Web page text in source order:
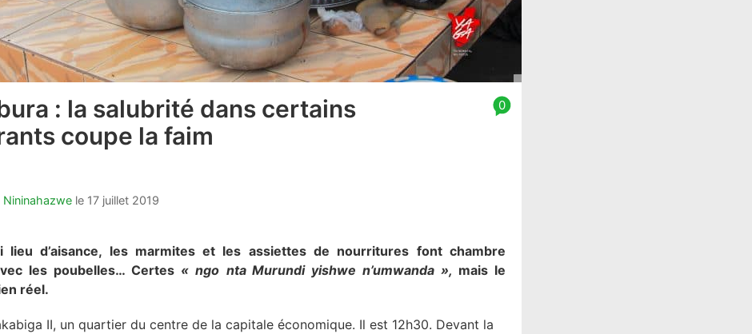
0
: la salubrité dans certains
coupe la faim
Nininahazwe le 17 juillet 2019
lieu d’aisance, les marmites et les assiettes de nourritures font chambre
les poubelles… Certes « ngo nta Murundi yishwe n’umwanda », mais le
réel.
II, un quartier du centre de la capitale économique. Il est 12h30. Devant la